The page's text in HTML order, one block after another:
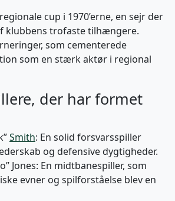
cup i 1970’erne, en sejr der
klubbens trofaste tilhængere.
som cementerede
som en stærk aktør i regional
der har formet
Smith: En solid forsvarsspiller
og defensive dygtigheder.
Jones: En midtbanespiller, som
evner og spilforståelse blev en